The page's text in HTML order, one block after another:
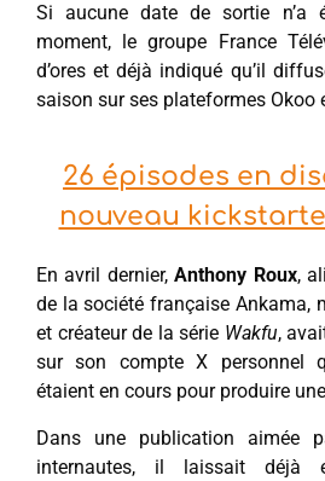
Si aucune date de sortie n’a
moment, le groupe France
d’ores et déjà indiqué qu’il
saison sur ses plateformes Okoo
26 épisodes en
nouveau
En avril dernier,Anthony Roux,
de la société française Ankama,
et créateur de la série Wakfu,
sur son compte X personnel
étaient en cours pour produire
Dans une publication aimée
internautes, il laissait déjà